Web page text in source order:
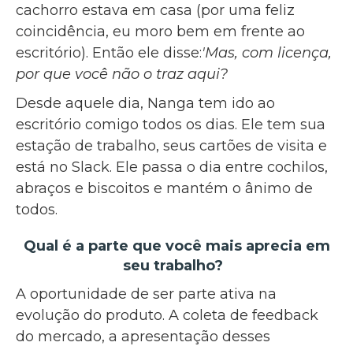
cachorro estava em casa (por uma feliz
coincidência, eu moro bem em frente ao
escritório). Então ele disse:'Mas, com licença,
por que você não o traz aqui?
Desde aquele dia, Nanga tem ido ao
escritório comigo todos os dias. Ele tem sua
estação de trabalho, seus cartões de visita e
está no Slack. Ele passa o dia entre cochilos,
abraços e biscoitos e mantém o ânimo de
todos.
Qual é a parte que você mais aprecia em
seu trabalho?
A oportunidade de ser parte ativa na
evolução do produto. A coleta de feedback
do mercado, a apresentação desses